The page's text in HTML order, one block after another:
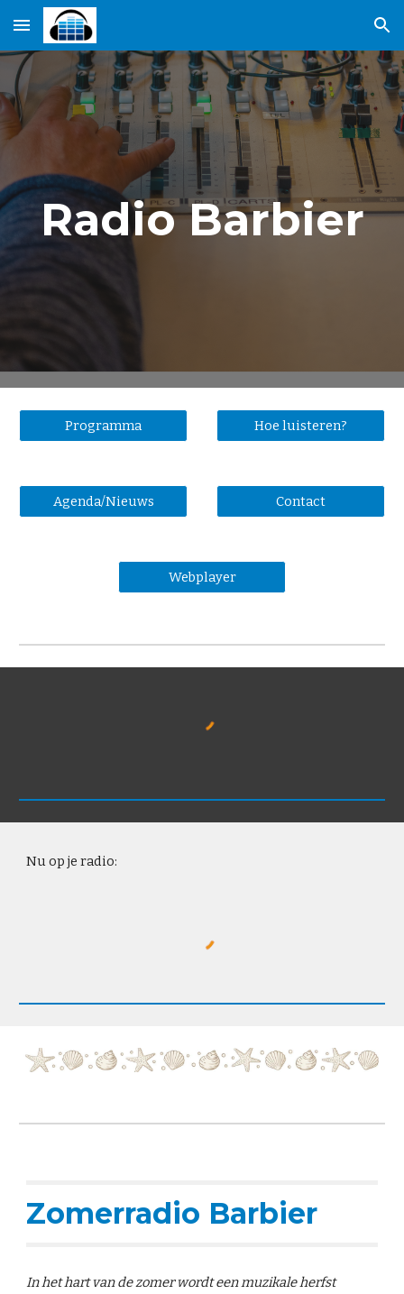
Skip to main content Skip to navigation
Radio Barbier
Programma Hoe luisteren?
Agenda/Nieuws Contact
Webplayer
Nu op je radio:
Zomerradio Barbier
In het hart van de zomer wordt een muzikale herfst